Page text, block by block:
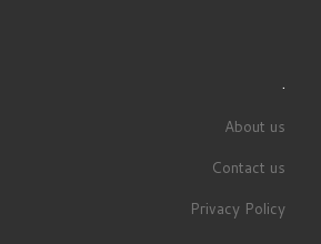
.
About us
Contact us
Privacy Policy